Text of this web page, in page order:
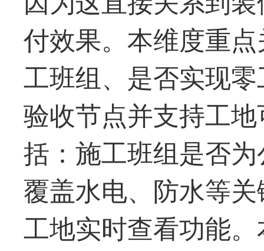
付效果。本维度重
工班组、是否实现
验收节点并支持工
括：施工班组是否
覆盖水电、防水等
工地实时查看功能